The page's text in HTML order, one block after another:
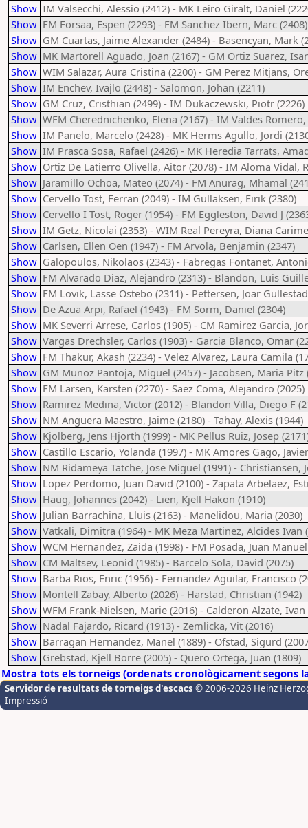
Show IM Valsecchi, Alessio (2412) - MK Leiro Giralt, Daniel
Show FM Forsaa, Espen (2293) - FM Sanchez Ibern, Marc (2408)
Show GM Cuartas, Jaime Alexander (2484) - Basencyan, Mark
Show MK Martorell Aguado, Joan (2167) - GM Ortiz Suarez,
Show WIM Salazar, Aura Cristina (2200) - GM Perez Mitjans,
Show IM Enchev, Ivajlo (2448) - Salomon, Johan (2211)
Show GM Cruz, Cristhian (2499) - IM Dukaczewski, Piotr (2226)
Show WFM Cherednichenko, Elena (2167) - IM Valdes
Show IM Panelo, Marcelo (2428) - MK Herms Agullo, Jordi
Show IM Prasca Sosa, Rafael (2426) - MK Heredia Tarrats,
Show Ortiz De Latierro Olivella, Aitor (2078) - IM Aloma Vidal,
Show Jaramillo Ochoa, Mateo (2074) - FM Anurag, Mhamal
Show Cervello Tost, Ferran (2049) - IM Gullaksen, Eirik (2380)
Show Cervello I Tost, Roger (1954) - FM Eggleston, David J
Show IM Getz, Nicolai (2353) - WIM Real Pereyra, Diana
Show Carlsen, Ellen Oen (1947) - FM Arvola, Benjamin (2347)
Show Galopoulos, Nikolaos (2343) - Fabregas Fontanet,
Show FM Alvarado Diaz, Alejandro (2313) - Blandon, Luis
Show FM Lovik, Lasse Ostebo (2311) - Pettersen, Joar
Show De Azua Arpi, Rafael (1943) - FM Sorm, Daniel (2304)
Show MK Severri Arrese, Carlos (1905) - CM Ramirez Garcia,
Show Vargas Drechsler, Carlos (1903) - Garcia Blanco, Omar
Show FM Thakur, Akash (2234) - Velez Alvarez, Laura Camila
Show GM Munoz Pantoja, Miguel (2457) - Jacobsen, Maria Pitz
Show FM Larsen, Karsten (2270) - Saez Coma, Alejandro (2025)
Show Ramirez Medina, Victor (2012) - Blandon Villa, Diego F
Show NM Anguera Maestro, Jaime (2180) - Tahay, Alexis (1944)
Show Kjolberg, Jens Hjorth (1999) - MK Pellus Ruiz, Josep
Show Castillo Escario, Yolanda (1997) - MK Amores Gago,
Show NM Ridameya Tatche, Jose Miguel (1991) - Christiansen,
Show Lopez Perdomo, Juan David (2100) - Zapata Arbelaez,
Show Haug, Johannes (2042) - Lien, Kjell Hakon (1910)
Show Julian Barrachina, Lluis (2163) - Manelidou, Maria (2030)
Show Vatkali, Dimitra (1964) - MK Meza Martinez, Alcides Ivan
Show WCM Hernandez, Zaida (1998) - FM Posada, Juan
Show CM Maltsev, Leonid (1985) - Barcelo Sola, David (2075)
Show Barba Rios, Enric (1956) - Fernandez Aguilar, Francisco
Show Montell Zabay, Alberto (2026) - Harstad, Christian (1942)
Show WFM Frank-Nielsen, Marie (2016) - Calderon Alzate,
Show Nadal Fajardo, Ricard (1913) - Zemlicka, Vit (2016)
Show Barragan Hernandez, Manel (1889) - Ofstad, Sigurd
Show Grebstad, Kjell Borre (2005) - Quero Ortega, Juan (1809)
Mostra tots els torneigs (ordenats cronològicament segons
Servidor de resultats de torneigs d'escacs © 2006-2026 Heinz
Impressió